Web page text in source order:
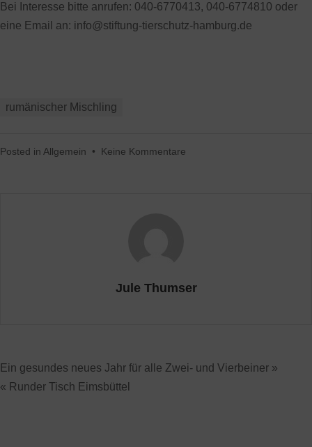
Bei Interesse bitte anrufen: 040-6770413, 040-6774810 oder
eine Email an: info@stiftung-tierschutz-hamburg.de
rumänischer Mischling
Posted in Allgemein • Keine Kommentare
Jule Thumser
Ein gesundes neues Jahr für alle Zwei- und Vierbeiner »
« Runder Tisch Eimsbüttel